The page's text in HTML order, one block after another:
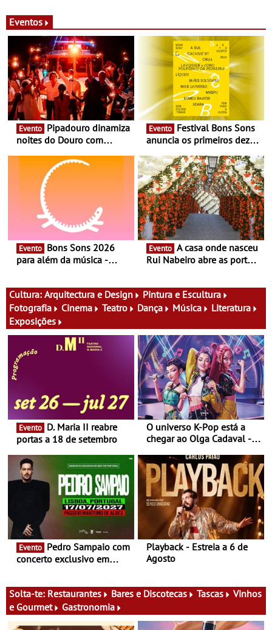
Eventos
Evento
noites do Douro com
vinho, gastronomia e
música
Evento
anuncia os primeiros dez
Evento
para além da música -
atividades para toda a
família e muito mais
Evento
Rui Nabeiro abre as portas
Festas decorrem entre 8 e
16 de agosto
Cultura: Arquitectura e Design
Pintura e Escultura
Fotografia
Cinema Teatro Dança Música
Literatura
Exposições
Evento
portas a 18 de setembro
O universo K-Pop está a
chegar ao Olga Cadaval - A
Evento
concerto exclusivo em
Playback - Estreia a 6 de
Agosto
Solta-te: Restaurantes Bares e Discotecas Tascas
Vinhos
e Gourmet
Gastronomia